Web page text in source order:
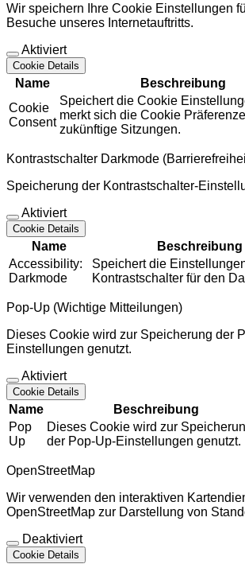
Wir speichern Ihre Cookie Einstellungen
Besuche unseres Internetauftritts.
Aktiviert
Cookie Details
Name Beschreibung
Cookie
Consent
Speichert die Cookie
merkt sich die Cookie
zukünftige Sitzungen.
Kontrastschalter Darkmode
Speicherung der Kontrastschalter-
Aktiviert
Cookie Details
Name Beschreibung
Accessibility:
Darkmode
Speichert die
Kontrastschalter für den
Pop-Up (Wichtige Mitteilungen)
Dieses Cookie wird zur Speicherung der
Einstellungen genutzt.
Aktiviert
Cookie Details
Name Beschreibung
Pop
Up
Dieses Cookie wird zur
der Pop-Up-Einstellungen genutzt.
OpenStreetMap
Wir verwenden den interaktiven
OpenStreetMap zur Darstellung von
Deaktiviert
Cookie Details